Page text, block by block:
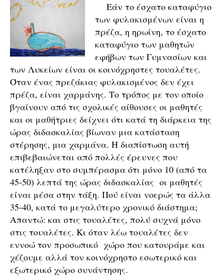
Εάν το έσχατο καταφύγιο
των φυλακισμένων είναι η
πρέζα, η ηρωίνη, το έσχατο
καταφύγιο των μαθητών
εφήβων των Γυμνασίων και
των Λυκείων είναι οι κοινόχρηστες τουαλέτες.
Όταν ένας πρεζάκιας φυλακισμένος δεν έχει
πρέζα, είναι χαρμάνης. Το τρόπος με τον οποίο
βγαίνουν από τις σχολικές αίθουσες οι μαθητές
και οι μαθήτριες δείχνει ότι κατά τη διάρκεια της
ώρας διδασκαλίας βίωναν μια κατάσταση
στέρησης, μια χαρμάνα. Η διαπίστωση αυτή
επιβεβαιώνεται από πολλές έρευνες που
κατέληξαν στο συμπέρασμα ότι μόνο 10 (από τα
45-50) λεπτά της ώρας διδασκαλίας οι μαθητές
είναι μέσα στην τάξη. Πού είναι νοερώς τα άλλα
35-40, κατά το μεγαλύτερο χρονικό διάστημα;
Απαντώ: και στις τουαλέτες, πολύ συχνά μόνο
στις τουαλέτες. Κι όταν λέω τουαλέτες δεν
εννοώ τον προσωπικό χώρο που κατουράμε και
χέζουμε αλλά τον κοινόχρηστο εσωτερικό και
εξωτερικό χώρο συνάντησης.